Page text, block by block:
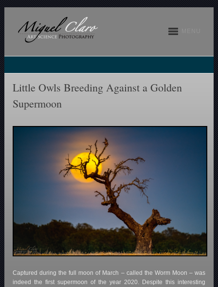
Little Owls Breeding Against a Golden
Supermoon
Captured during the full moon of March – called the Worm Moon – was
indeed the first supermoon of the year 2020. Despite this interesting